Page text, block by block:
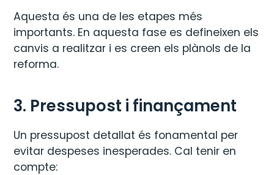
Aquesta és una de les etapes més
importants. En aquesta fase es defineixen els
canvis a realitzar i es creen els plànols de la
reforma.
3. Pressupost i finançament
Un pressupost detallat és fonamental per
evitar despeses inesperades. Cal tenir en
compte: